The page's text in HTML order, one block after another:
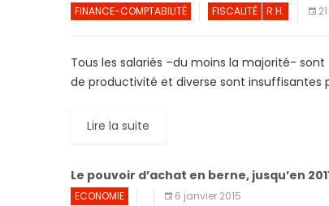
FINANCE-COMPTABILITÉ FISCALITÉ R.H.
Tous les salariés –du moins la majorité-
de productivité et diverse sont insuffisantes
Lire la suite
Le pouvoir d’achat en berne, jusqu’en
ECONOMIE 6 janvier 2015